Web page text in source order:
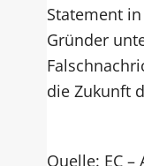
Statement
Gründer
die Zukunft
Quelle: EC